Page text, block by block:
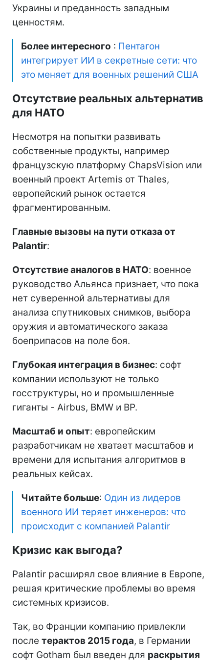
Украины и преданность западным
ценностям.
Более интересного : Пентагон
интегрирует ИИ в секретные сети: что
это меняет для военных решений США
Отсутствие реальных альтернатив
для НАТО
Несмотря на попытки развивать
собственные продукты, например
французскую платформу ChapsVision или
военный проект Artemis от Thales,
европейский рынок остается
фрагментированным.
Главные вызовы на пути отказа от
Palantir:
Отсутствие аналогов в НАТО: военное
руководство Альянса признает, что пока
нет суверенной альтернативы для
анализа спутниковых снимков, выбора
оружия и автоматического заказа
боеприпасов на поле боя.
Глубокая интеграция в бизнес: софт
компании используют не только
госструктуры, но и промышленные
гиганты - Airbus, BMW и BP.
Масштаб и опыт: европейским
разработчикам не хватает масштабов и
времени для испытания алгоритмов в
реальных кейсах.
Читайте больше: Один из лидеров
военного ИИ теряет инженеров: что
происходит с компанией Palantir
Кризис как выгода?
Palantir расширял свое влияние в Европе,
решая критические проблемы во время
системных кризисов.
Так, во Франции компанию привлекли
после терактов 2015 года, в Германии
софт Gotham был введен для раскрытия